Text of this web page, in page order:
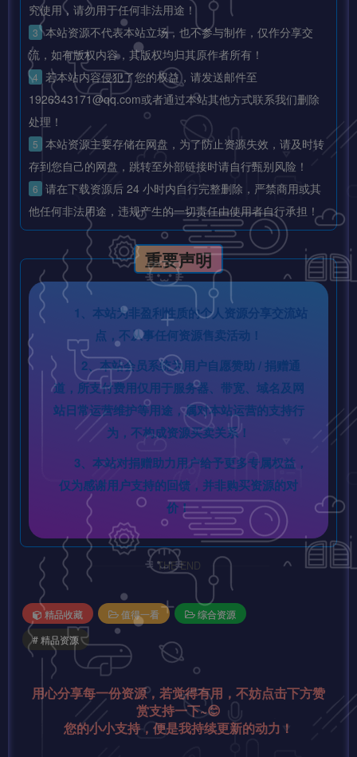
究使用，请勿用于任何非法用途！
3 本站资源不代表本站立场，也不参与制作，仅作分享交
流，如有版权内容，其版权均归其原作者所有！
4 若本站内容侵犯了您的权益，请发送邮件至
1926343171@qq.com或者通过本站其他方式联系我们删除
处理！
5 本站资源主要存储在网盘，为了防止资源失效，请及时转
存到您自己的网盘，跳转至外部链接时请自行甄别风险！
6 请在下载资源后 24 小时内自行完整删除，严禁商用或其
他任何非法用途，违规产生的一切责任由使用者自行承担！
重要声明
1、本站为非盈利性质的个人资源分享交流站
点，不从事任何资源售卖活动！
2、本站会员系统为用户自愿赞助 / 捐赠通
道，所支付费用仅用于服务器、带宽、域名及网
站日常运营维护等用途，属对本站运营的支持行
为，不构成资源买卖关系！
3、本站对捐赠助力用户给予更多专属权益，
仅为感谢用户支持的回馈，并非购买资源的对
价！
THE END
精品收藏 值得一看
综合资源
# 精品资源
用心分享每一份资源，若觉得有用，不妨点击下方赞
赏支持一下~😊
您的小小支持，便是我持续更新的动力！